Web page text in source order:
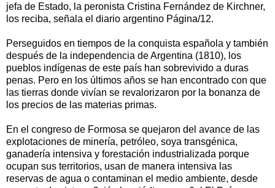
jefa de Estado, la peronista Cristina Fernández de Kirchner,
los reciba, señala el diario argentino Página/12.
Perseguidos en tiempos de la conquista española y también
después de la independencia de Argentina (1810), los
pueblos indígenas de este país han sobrevivido a duras
penas. Pero en los últimos años se han encontrado con que
las tierras donde vivían se revalorizaron por la bonanza de
los precios de las materias primas.
En el congreso de Formosa se quejaron del avance de las
explotaciones de minería, petróleo, soya transgénica,
ganadería intensiva y forestación industrializada porque
ocupan sus territorios, usan de manera intensiva las
reservas de agua o contaminan el medio ambiente, desde